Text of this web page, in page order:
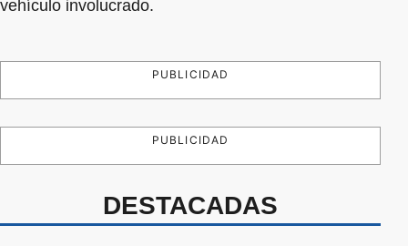
vehículo involucrado.
PUBLICIDAD
PUBLICIDAD
DESTACADAS